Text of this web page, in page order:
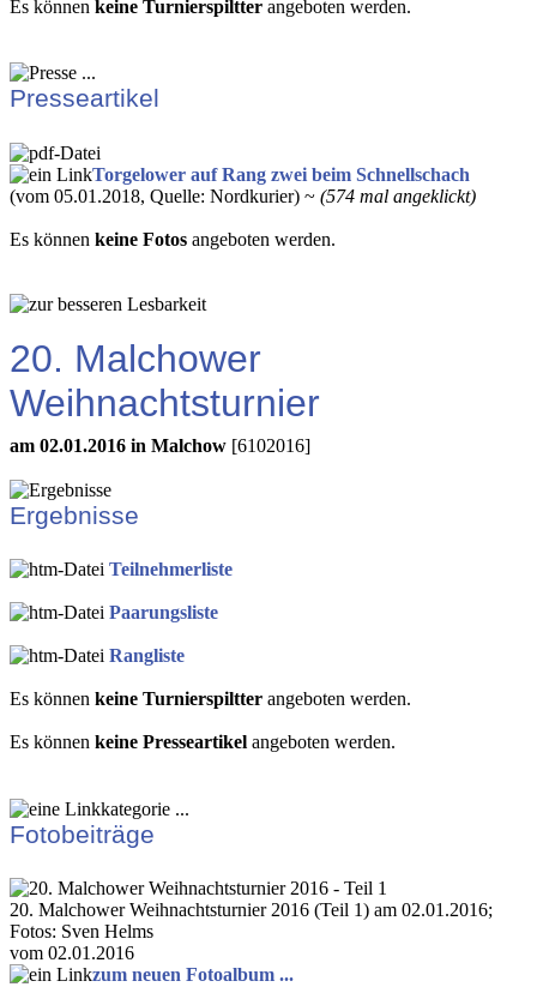
Es können keine Turnierspiltter angeboten werden.
Presseartikel
Torgelower auf Rang zwei beim Schnellschach
(vom 05.01.2018, Quelle: Nordkurier) ~ (574 mal angeklickt)
Es können keine Fotos angeboten werden.
20. Malchower
Weihnachtsturnier
am 02.01.2016 in Malchow [6102016]
Ergebnisse
Teilnehmerliste
Paarungsliste
Rangliste
Es können keine Turnierspiltter angeboten werden.
Es können keine Presseartikel angeboten werden.
Fotobeiträge
20. Malchower Weihnachtsturnier 2016 (Teil 1) am 02.01.2016;
Fotos: Sven Helms
vom 02.01.2016
zum neuen Fotoalbum ...